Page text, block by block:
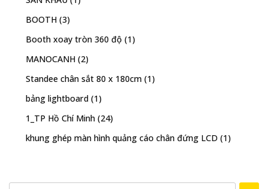
BOOTH (3)
Booth xoay tròn 360 độ (1)
MANOCANH (2)
Standee chân sắt 80 x 180cm (1)
bảng lightboard (1)
1_TP Hồ Chí Minh (24)
khung ghép màn hình quảng cáo chân đứng LCD (1)